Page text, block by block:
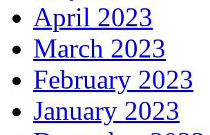
April 2023
March 2023
February 2023
January 2023